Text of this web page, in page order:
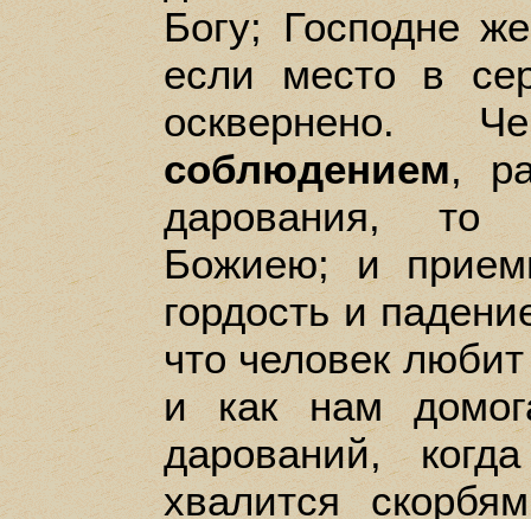
Богу; Господне
если место в
соблюдением,
дарования, то
Божиею; и
гордость и
что человек
и как нам
дарований,
хвалится